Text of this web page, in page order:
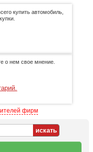
купить автомобиль,
о нем свое мнение.
фирм